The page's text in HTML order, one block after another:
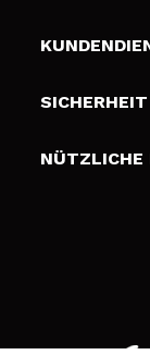
Über uns
Liefer-
Zahlung
NÜTZLICHE